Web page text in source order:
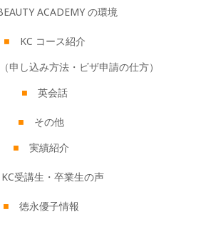
ACADEMY の環境
KC コース紹介
申し込み方法・ビザ申請の仕方）
英会話
その他
実績紹介
KC受講生・卒業生の声
徳永優子情報